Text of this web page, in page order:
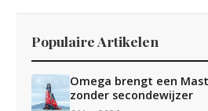
Populaire Artikelen
Omega brengt een
zonder secondewijzer